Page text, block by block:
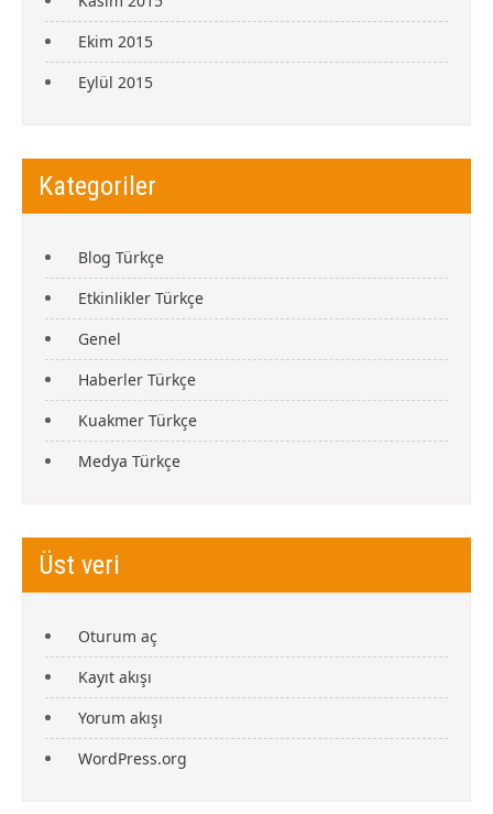
Ekim 2015
Eylül 2015
Kategoriler
Blog Türkçe
Etkinlikler Türkçe
Genel
Haberler Türkçe
Kuakmer Türkçe
Medya Türkçe
Üst veri
Oturum aç
Kayıt akışı
Yorum akışı
WordPress.org